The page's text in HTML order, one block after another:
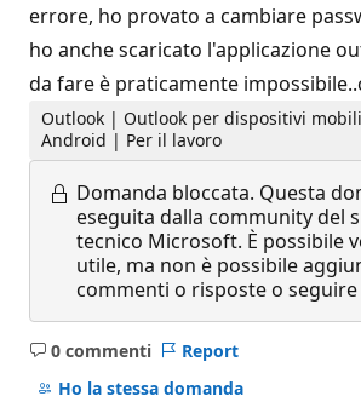
errore, ho provato a cambiare
ho anche scaricato l'applicazione
da fare è praticamente
Outlook | Outlook per dispositivi
Android | Per il lavoro
Domanda bloccata. Questa
eseguita dalla community del
tecnico Microsoft. È possibile
utile, ma non è possibile
commenti o risposte o
0 commenti
Nessun
commento
Report
Ho la stessa domanda